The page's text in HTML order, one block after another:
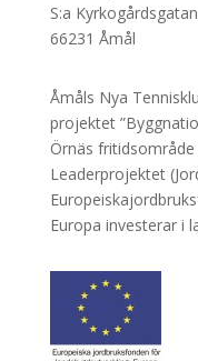
S:a
66231 Åmål
Åmåls Nya
projektet
Örnäs
Leaderprojektet
Europa investerar i